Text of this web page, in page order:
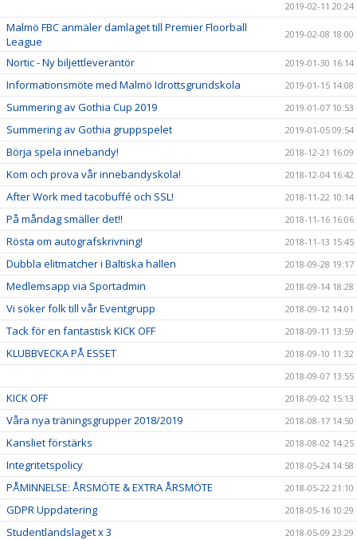
2019-02-11 20:24
Malmö FBC anmäler damlaget till Premier Floorball
League
2019-02-08 18:00
Nortic - Ny biljettleverantör 2019-01-30 16:14
Informationsmöte med Malmö Idrottsgrundskola 2019-01-15 14:08
Summering av Gothia Cup 2019 2019-01-07 10:53
Summering av Gothia gruppspelet 2019-01-05 09:54
Börja spela innebandy! 2018-12-21 16:09
Kom och prova vår innebandyskola! 2018-12-04 16:42
After Work med tacobuffé och SSL! 2018-11-22 10:14
På måndag smäller det!! 2018-11-16 16:06
Rösta om autografskrivning! 2018-11-13 15:45
Dubbla elitmatcher i Baltiska hallen 2018-09-28 19:17
Medlemsapp via Sportadmin 2018-09-14 18:28
Vi söker folk till vår Eventgrupp 2018-09-12 14:01
Tack för en fantastisk KICK OFF 2018-09-11 13:59
KLUBBVECKA PÅ ESSET
2018-09-10 11:32
2018-09-07 13:55
KICK OFF 2018-09-02 15:13
Våra nya träningsgrupper 2018/2019 2018-08-17 14:50
Kansliet förstärks 2018-08-02 14:25
Integritetspolicy 2018-05-24 14:58
PÅMINNELSE: ÅRSMÖTE & EXTRA ÅRSMÖTE 2018-05-22 21:10
GDPR Uppdatering 2018-05-16 10:29
Studentlandslaget x 3 2018-05-09 23:29